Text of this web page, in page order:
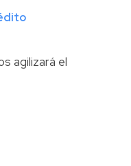
agilizará el